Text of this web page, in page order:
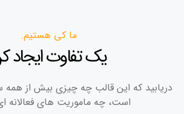
ما کی هستیم.
یک تفاوت ایجاد
دریابید که این قالب چه چیزی بیش از همه
است، چه ماموریت های فعالانه